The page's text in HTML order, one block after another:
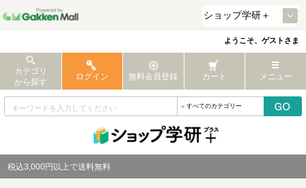
ようこそ、ゲストさま
カテゴリ
から探す
ログイン 無料会員登録 カート メニュー
税込3,000円以上で送料無料